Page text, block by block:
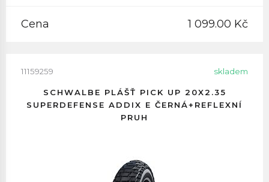
Cena 1 099.00 Kč
11159259 skladem
SCHWALBE PLÁŠŤ PICK UP 20X2.35
SUPERDEFENSE ADDIX E ČERNÁ+REFLEXNÍ
PRUH